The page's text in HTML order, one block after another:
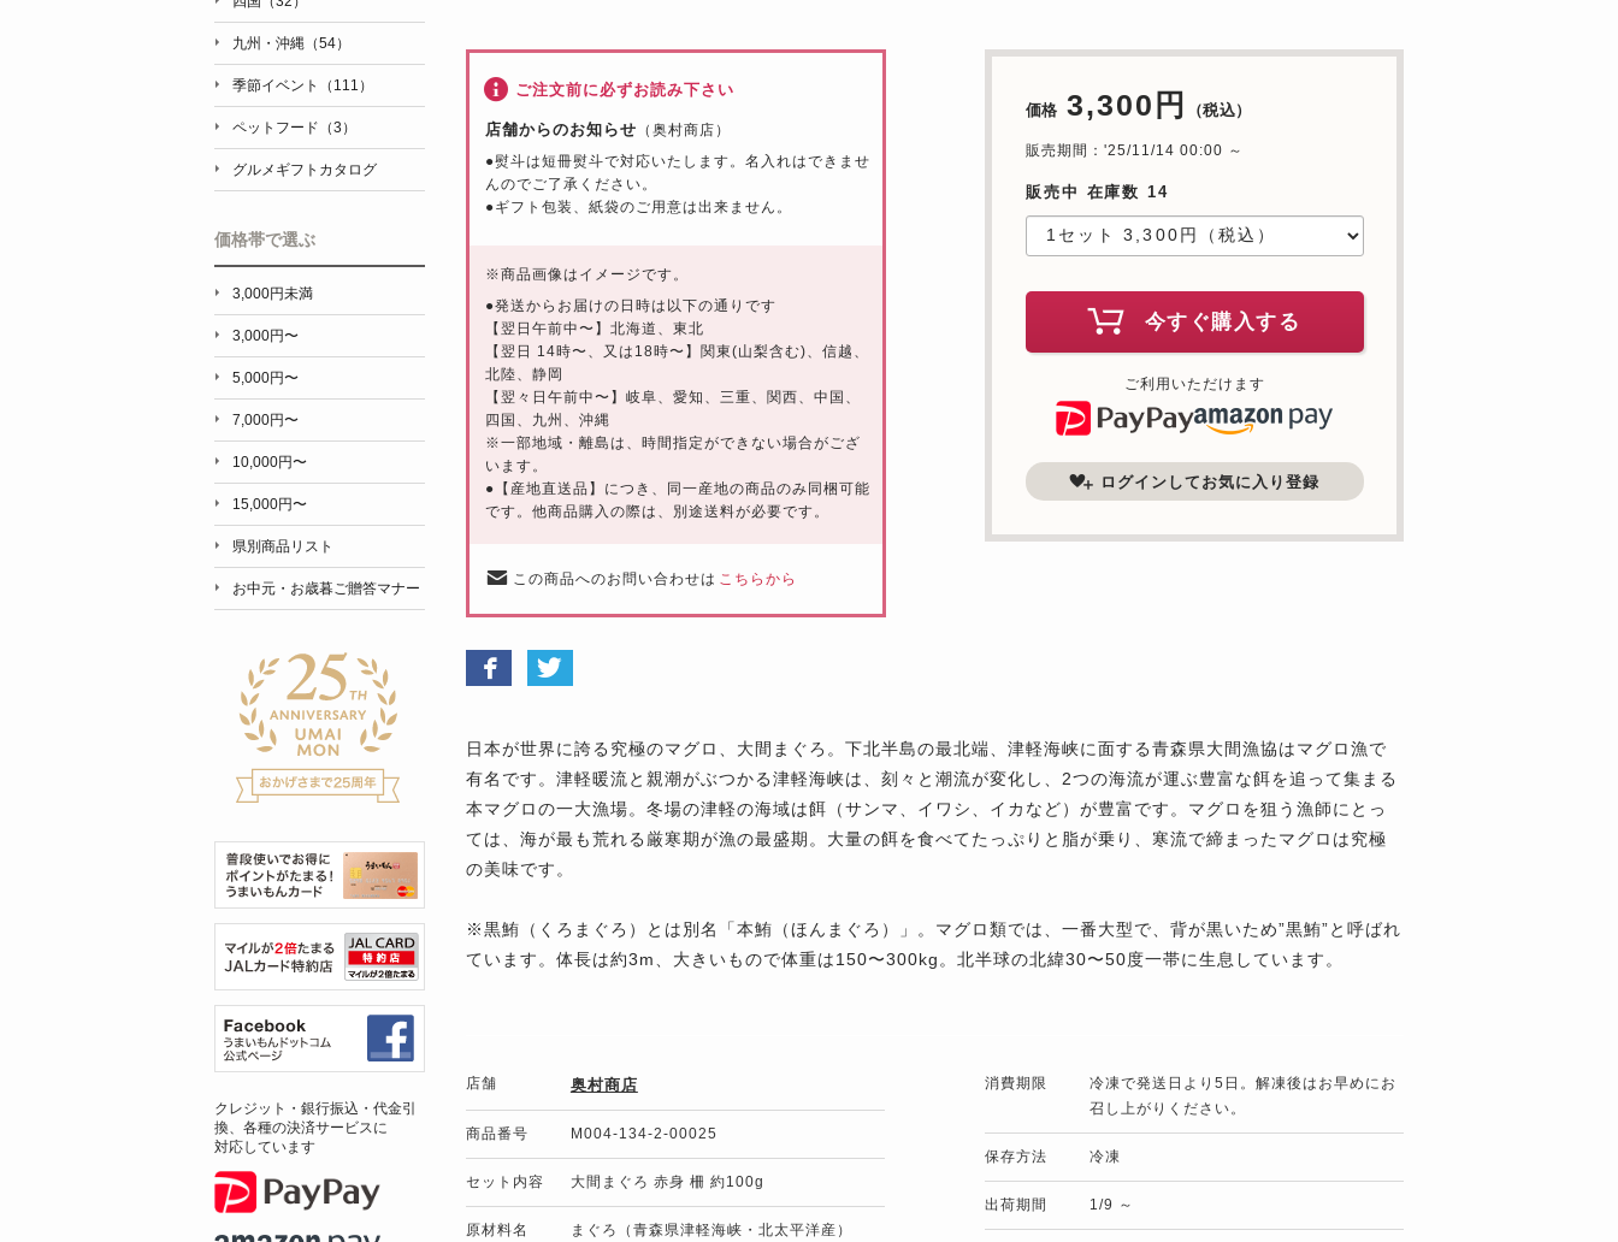
価格 3,300円 （税込）
販売期間：'25/11/14 00:00 ～
販売中 在庫数 14
今すぐ購入する
ご利用いただけます
ログインしてお気に入り登録
ご注文前に必ずお読み下さい
店舗からのお知らせ （奥村商店）
●熨斗は短冊熨斗で対応いたします。名入れはできませ
んのでご了承ください。
●ギフト包装、紙袋のご用意は出来ません。
※商品画像はイメージです。
●発送からお届けの日時は以下の通りです
【翌日午前中〜】北海道、東北
【翌日 14時〜、又は18時〜】関東(山梨含む)、信越、
北陸、静岡
【翌々日午前中〜】岐阜、愛知、三重、関西、中国、
四国、九州、沖縄
※一部地域・離島は、時間指定ができない場合がござ
います。
●【産地直送品】につき、同一産地の商品のみ同梱可能
です。他商品購入の際は、別途送料が必要です。
この商品へのお問い合わせは こちらから
日本が世界に誇る究極のマグロ、大間まぐろ。下北半島の最北端、津軽海峡に面する青森県大間漁協はマグロ漁で
有名です。津軽暖流と親潮がぶつかる津軽海峡は、刻々と潮流が変化し、2つの海流が運ぶ豊富な餌を追って集まる
本マグロの一大漁場。冬場の津軽の海域は餌（サンマ、イワシ、イカなど）が豊富です。マグロを狙う漁師にとっ
ては、海が最も荒れる厳寒期が漁の最盛期。大量の餌を食べてたっぷりと脂が乗り、寒流で締まったマグロは究極
の美味です。
※黒鮪（くろまぐろ）とは別名「本鮪（ほんまぐろ）」。マグロ類では、一番大型で、背が黒いため”黒鮪”と呼ばれ
ています。体長は約3m、大きいもので体重は150〜300kg。北半球の北緯30〜50度一帯に生息しています。
店舗 奥村商店
商品番号 M004-134-2-00025
セット内容 大間まぐろ 赤身 柵 約100g
原材料名 まぐろ（青森県津軽海峡・北太平洋産）
消費期限
冷凍で発送日より5日。解凍後はお早めにお
召し上がりください。
保存方法 冷凍
出荷期間 1/9 ～
九州・沖縄（54）
季節イベント（111）
ペットフード（3）
グルメギフトカタログ
価格帯で選ぶ
3,000円未満
3,000円〜
5,000円〜
7,000円〜
10,000円〜
15,000円〜
県別商品リスト
お中元・お歳暮ご贈答マナー
クレジット・銀行振込・代金引
換、各種の決済サービスに
対応しています